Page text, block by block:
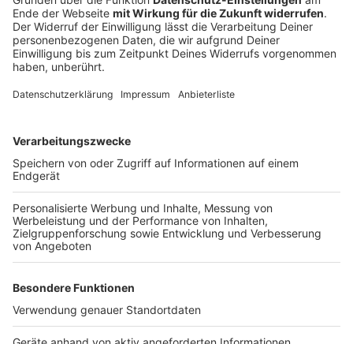
Bundesprogramm „Stadt und Land“ wurde bei der
Bezirksregierung Arnsberg gestellt. Im September
entscheiden die Bezirksregierung und das zuständige
Landesministerium, ob die Maßnahme in die Förderliste
Prozent beantragt. Gleichzeitig laufen Verhandlungen
Finanzierung der Maßnahme. Kommt es zur Einigung,
würde der Landesbetrieb die Maßnahme zu 100
Prozent aus Bundesmitteln finanzieren. Hierbei handelt
es sich nicht um eine Förderung, sondern um Gelder,
die den Straßenbauverwaltungen jährlich zum Ausbau
von Radwegen zugeteilt werden.